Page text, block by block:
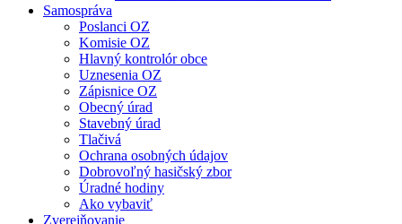
Samospráva
Poslanci OZ
Komisie OZ
Hlavný kontrolór obce
Uznesenia OZ
Zápisnice OZ
Obecný úrad
Stavebný úrad
Tlačivá
Ochrana osobných údajov
Dobrovoľný hasičský zbor
Úradné hodiny
Ako vybaviť
Zverejňovanie